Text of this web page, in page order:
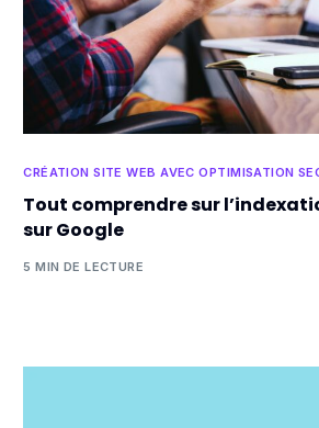
CRÉATION SITE WEB AVEC OPTIMISATION
Tout comprendre sur
sur Google
5 MIN DE LECTURE